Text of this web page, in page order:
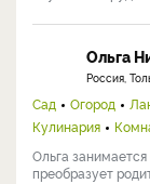
Ольга
Россия,
Сад Огород
Кулинария
Ольга
преобразует